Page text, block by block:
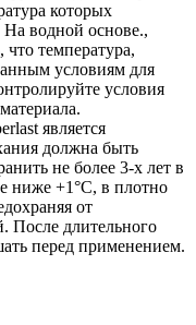
которых
водной основе.,
температура,
условиям для
условия
является
должна быть
не более 3-х лет в
ниже +1°С, в плотно
от
После длительного
перед применением.